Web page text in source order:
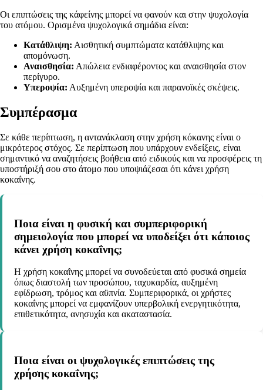
Οι επιπτώσεις της κάφείνης μπορεί να φανούν και στην ψυχολογία
του ατόμου. Ορισμένα ψυχολογικά σημάδια είναι:
Κατάθλιψη: Αισθητική συμπτώματα κατάθλιψης και
απομόνωση.
Αναισθησία: Απώλεια ενδιαφέροντος και αναισθησία στον
περίγυρο.
Υπεροψία: Αυξημένη υπεροψία και παρανοϊκές σκέψεις.
Συμπέρασμα
Σε κάθε περίπτωση, η αντανάκλαση στην χρήση κόκανης είναι ο
μικρότερος στόχος. Σε περίπτωση που υπάρχουν ενδείξεις, είναι
σημαντικό να αναζητήσεις βοήθεια από ειδικούς και να προσφέρεις τη
υποστήριξή σου στο άτομο που υποψιάζεσαι ότι κάνει χρήση
κοκαΐνης.
Ποια είναι η φυσική και συμπεριφορική
σημειολογία που μπορεί να υποδείξει ότι κάποιος
κάνει χρήση κοκαΐνης;
Η χρήση κοκαΐνης μπορεί να συνοδεύεται από φυσικά σημεία
όπως διαστολή των προσώπου, ταχυκαρδία, αυξημένη
εφίδρωση, τρόμος και αϋπνία. Συμπεριφορικά, οι χρήστες
κοκαΐνης μπορεί να εμφανίζουν υπερβολική ενεργητικότητα,
επιθετικότητα, ανησυχία και ακαταστασία.
Ποια είναι οι ψυχολογικές επιπτώσεις της
χρήσης κοκαΐνης;